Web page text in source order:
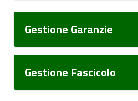
Gestione Garanzie
Gestione Fascicolo